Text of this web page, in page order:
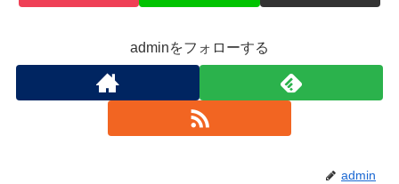
adminをフォローする
admin